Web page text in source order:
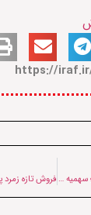
سیاسی‌کاری آمریکا در جام جهانی؛ سهمیه بلیت هواداران ایران لغو شد